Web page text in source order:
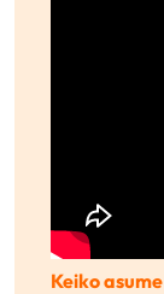
Keiko